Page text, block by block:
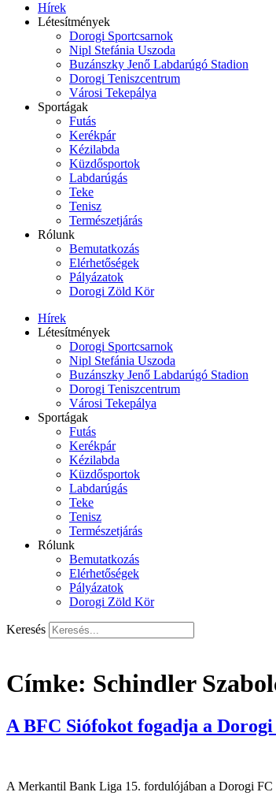
Hírek
Létesítmények
Dorogi Sportcsarnok
Nipl Stefánia Uszoda
Buzánszky Jenő Labdarúgó Stadion
Dorogi Teniszcentrum
Városi Tekepálya
Sportágak
Futás
Kerékpár
Kézilabda
Küzdősportok
Labdarúgás
Teke
Tenisz
Természetjárás
Rólunk
Bemutatkozás
Elérhetőségek
Pályázatok
Dorogi Zöld Kör
Hírek
Létesítmények
Dorogi Sportcsarnok
Nipl Stefánia Uszoda
Buzánszky Jenő Labdarúgó Stadion
Dorogi Teniszcentrum
Városi Tekepálya
Sportágak
Futás
Kerékpár
Kézilabda
Küzdősportok
Labdarúgás
Teke
Tenisz
Természetjárás
Rólunk
Bemutatkozás
Elérhetőségek
Pályázatok
Dorogi Zöld Kör
Keresés
Címke: Schindler
A BFC Siófokot fogadja a Dorogi
A Merkantil Bank Liga 15. fordulójában a Dorogi FC